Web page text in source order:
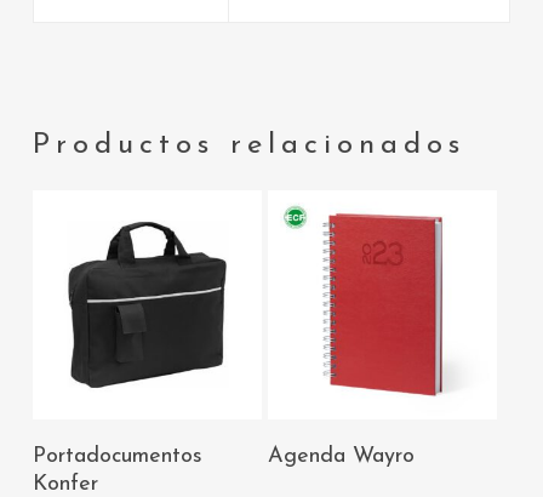
Productos relacionados
AÑADIR AL
Portadocumentos
Konfer
AÑADIR AL
CARRITO
Agenda Wayro